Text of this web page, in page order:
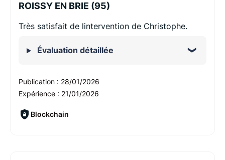
ROISSY EN BRIE (95)
Très satisfait de lintervention de Christophe.
Évaluation détaillée
Publication : 28/01/2026
Expérience : 21/01/2026
Blockchain